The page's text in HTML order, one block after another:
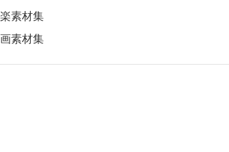
素材集
素材集